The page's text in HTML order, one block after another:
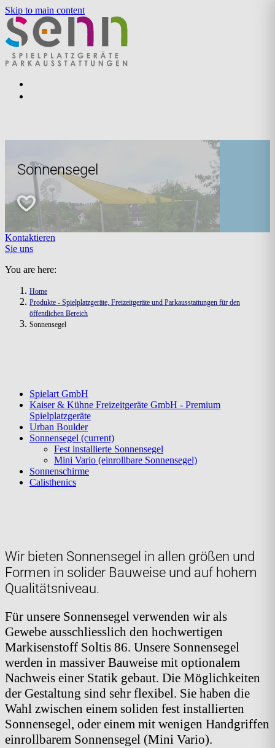
Skip to main content
Sonnensegel
Kontaktieren
Sie uns
You are here:
Home
Produkte - Spielplatzgeräte, Freizeitgeräte und Parkausstattungen für den
öffentlichen Bereich
Sonnensegel
Spielart GmbH
Kaiser & Kühne Freizeitgeräte GmbH - Premium
Spielplatzgeräte
Urban Boulder
Sonnensegel (current)
Fest installierte Sonnensegel
Mini Vario (einrollbare Sonnensegel)
Sonnenschirme
Calisthenics
Wir bieten Sonnensegel in allen größen und
Formen in solider Bauweise und auf hohem
Qualitätsniveau.
Für unsere Sonnensegel verwenden wir als
Gewebe ausschliesslich den hochwertigen
Markisenstoff Soltis 86. Unsere Sonnensegel
werden in massiver Bauweise mit optionalem
Nachweis einer Statik gebaut. Die Möglichkeiten
der Gestaltung sind sehr flexibel. Sie haben die
Wahl zwischen einem soliden fest installierten
Sonnensegel, oder einem mit wenigen Handgriffen
einrollbarem Sonnensegel (Mini Vario).